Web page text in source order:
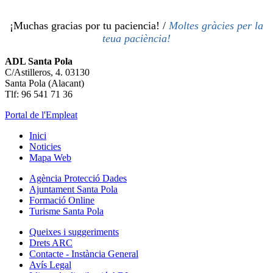
¡Muchas gracias por tu paciencia! / Moltes gràcies per la
teua paciència!
ADL Santa Pola
C/Astilleros, 4. 03130
Santa Pola (Alacant)
Tlf: 96 541 71 36
Portal de l'Empleat
Inici
Noticies
Mapa Web
Agència Protecció Dades
Ajuntament Santa Pola
Formació Online
Turisme Santa Pola
Queixes i suggeriments
Drets ARC
Contacte - Instància General
Avís Legal